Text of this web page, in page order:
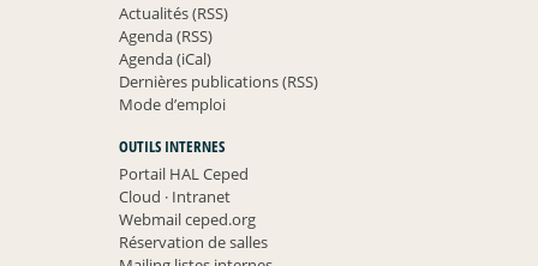
Actualités (RSS)
Agenda (RSS)
Agenda (iCal)
Dernières publications (RSS)
Mode d’emploi
OUTILS INTERNES
Portail HAL Ceped
Cloud ·Intranet
Webmail ceped.org
Réservation de salles